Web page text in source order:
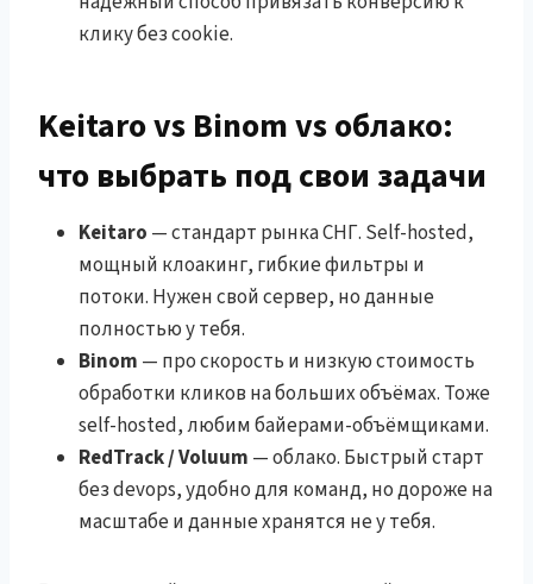
клику без cookie.
Keitaro vs Binom vs облако:
что выбрать под свои задачи
Keitaro — стандарт рынка СНГ. Self-hosted,
мощный клоакинг, гибкие фильтры и
потоки. Нужен свой сервер, но данные
полностью у тебя.
Binom — про скорость и низкую стоимость
обработки кликов на больших объёмах. Тоже
self-hosted, любим байерами-объёмщиками.
RedTrack / Voluum — облако. Быстрый старт
без devops, удобно для команд, но дороже на
масштабе и данные хранятся не у тебя.